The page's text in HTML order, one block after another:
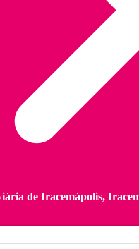
de Iracemápolis,